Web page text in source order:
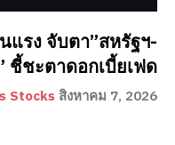
แรง จับตา”สหรัฐฯ-
ชี้ชะตาดอกเบี้ยเฟด
Stocks สิงหาคม 7, 2026